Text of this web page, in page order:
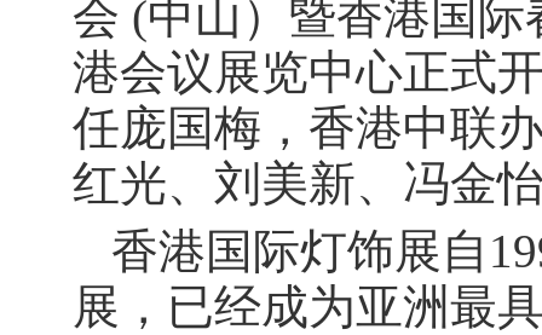
会 (中山）暨香港国
港会议展览中心正式
任庞国梅，香港中联
红光、刘美新、冯金
香港国际灯饰展自
展，已经成为亚洲最